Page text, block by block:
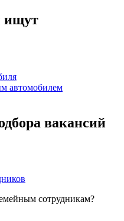
ищут
автомобилем
вакансий
сотрудникам?